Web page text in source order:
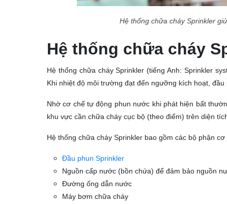
Hệ thống chữa cháy Sprinkler
Hệ thống chữa cháy
Hệ thống chữa cháy Sprinkler (tiếng Anh: Sprinkler
Khi nhiệt độ môi trường đạt đến ngưỡng kích hoạt,
Nhờ cơ chế tự động phun nước khi phát hiện bất
khu vực cần chữa cháy cục bộ (theo điểm) trên diện
Hệ thống chữa cháy Sprinkler bao gồm các bộ phận cơ
Đầu phun Sprinkler
Nguồn cấp nước (bồn chứa) để đảm bảo nguồn
Đường ống dẫn nước
Máy bơm chữa cháy